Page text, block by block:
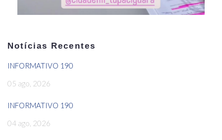
Notícias Recentes
INFORMATIVO 190
05 ago, 2026
INFORMATIVO 190
04 ago, 2026